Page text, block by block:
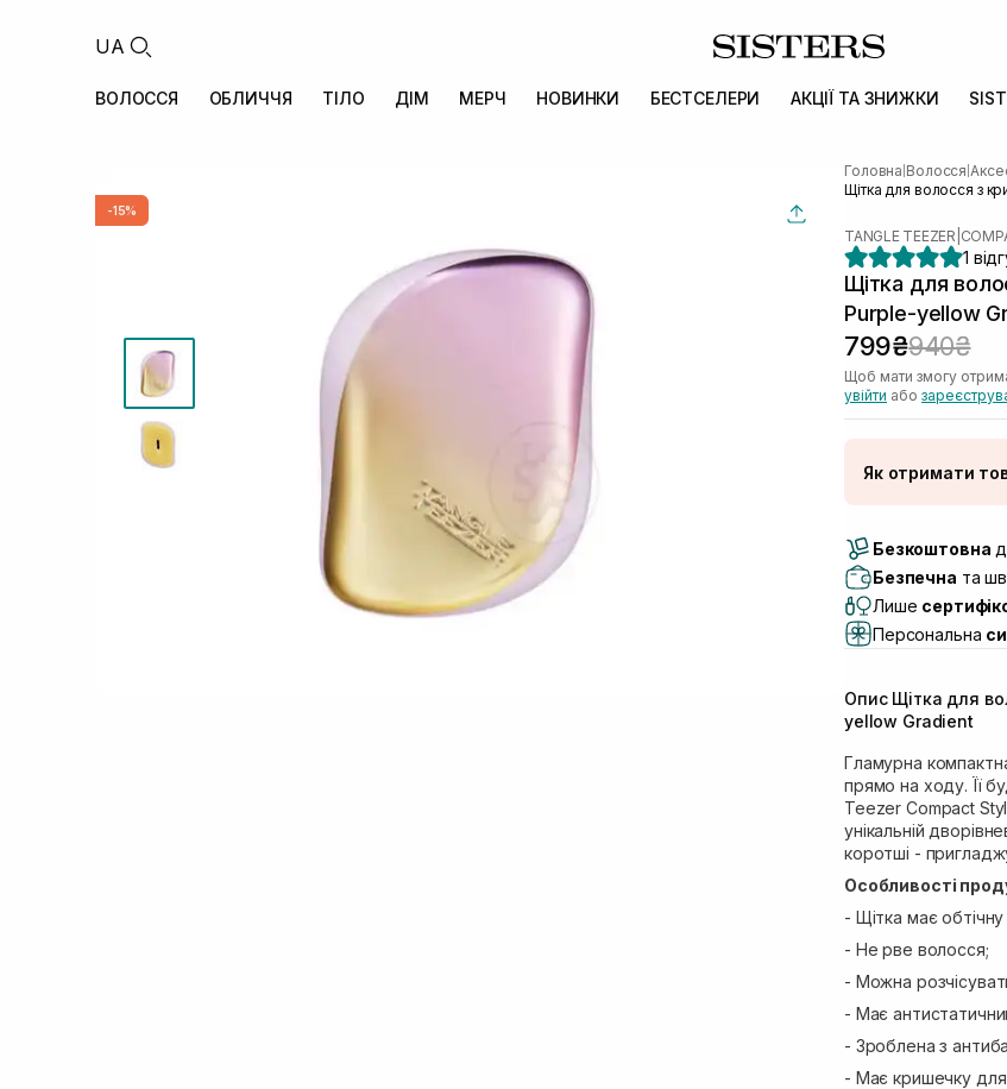
UA
ВОЛОССЯ ОБЛИЧЧЯ ТІЛО ДІМ МЕРЧ НОВИНКИ БЕСТСЕЛЕРИ АКЦІЇ ТА ЗНИЖКИ
-15%
Головна Волосся
Щітка для волосся з
TANGLE TEEZER
1
Щітка для
Purple-yellow
799₴940₴
Щоб мати змогу
увійти або
Як отримати
Самовивіз м.
Самовивіз м.
(Duck’s Lake)
Самовивіз м.
Самовивіз м.
Самовивіз м.
Екватор)
Безкоштовна
Безпечна та
Лише
Персональна
Опис Щітка для
yellow Gradient
Гламурна
прямо на ходу. Її
Teezer Compact
унікальній
коротші -
Особливості
- Щітка має
- Не рве волосся;
- Можна
- Має
- Зроблена з
- Має кришечку для